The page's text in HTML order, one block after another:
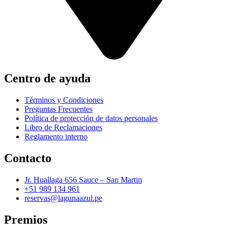
Centro de ayuda
Términos y Condiciones
Preguntas Frecuentes
Política de protección de datos personales
Libro de Reclamaciones
Reglamento interno
Contacto
Jr. Huallaga 656 Sauce – San Martin
+51 989 134 961
reservas@lagunaazul.pe
Premios